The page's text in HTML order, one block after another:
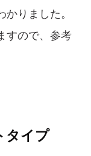
りました。
すので、参考
タイプ